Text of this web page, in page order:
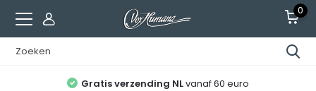
0
Gratis verzending NLvanaf 60 euro